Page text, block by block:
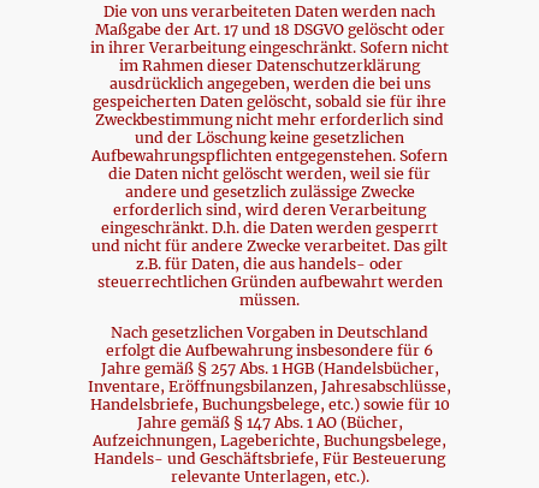
Die von uns verarbeiteten Daten werden nach
Maßgabe der Art. 17 und 18 DSGVO gelöscht oder
in ihrer Verarbeitung eingeschränkt. Sofern nicht
im Rahmen dieser Datenschutzerklärung
ausdrücklich angegeben, werden die bei uns
gespeicherten Daten gelöscht, sobald sie für ihre
Zweckbestimmung nicht mehr erforderlich sind
und der Löschung keine gesetzlichen
Aufbewahrungspflichten entgegenstehen. Sofern
die Daten nicht gelöscht werden, weil sie für
andere und gesetzlich zulässige Zwecke
erforderlich sind, wird deren Verarbeitung
eingeschränkt. D.h. die Daten werden gesperrt
und nicht für andere Zwecke verarbeitet. Das gilt
z.B. für Daten, die aus handels- oder
steuerrechtlichen Gründen aufbewahrt werden
müssen.
Nach gesetzlichen Vorgaben in Deutschland
erfolgt die Aufbewahrung insbesondere für 6
Jahre gemäß § 257 Abs. 1 HGB (Handelsbücher,
Inventare, Eröffnungsbilanzen, Jahresabschlüsse,
Handelsbriefe, Buchungsbelege, etc.) sowie für 10
Jahre gemäß § 147 Abs. 1 AO (Bücher,
Aufzeichnungen, Lageberichte, Buchungsbelege,
Handels- und Geschäftsbriefe, Für Besteuerung
relevante Unterlagen, etc.).